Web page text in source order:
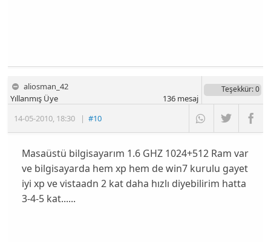
aliosman_42
14-05-2010 18:30 |#10
Yıllanmış Üye
Teşekkür: 0
136mesaj
Masaüstü bilgisayarım 1.6 GHZ 1024+512 Ram var
ve bilgisayarda hem xp hem de win7 kurulu gayet
iyi xp ve vistaadn 2 kat daha hızlı diyebilirim hatta
3-4-5 kat......